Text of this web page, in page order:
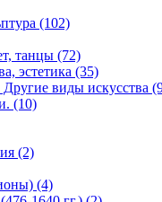
(102)
танцы (72)
эстетика (35)
виды искусства
(10)
(2)
(4)